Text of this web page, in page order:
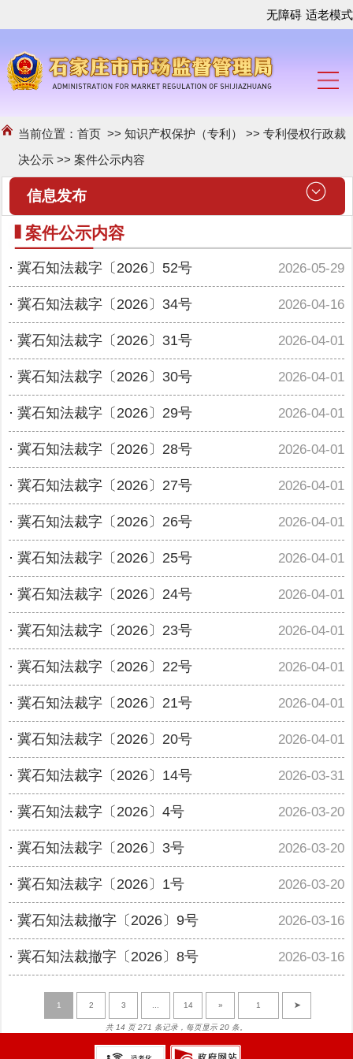
无障碍 适老模式
当前位置：首页 >>知识产权保护（专利） >>专利侵权行政裁
决公示 >>案件公示内容
信息发布
案件公示内容
· 冀石知法裁字〔2026〕52号 2026-05-29
· 冀石知法裁字〔2026〕34号 2026-04-16
· 冀石知法裁字〔2026〕31号 2026-04-01
· 冀石知法裁字〔2026〕30号 2026-04-01
· 冀石知法裁字〔2026〕29号 2026-04-01
· 冀石知法裁字〔2026〕28号 2026-04-01
· 冀石知法裁字〔2026〕27号 2026-04-01
· 冀石知法裁字〔2026〕26号 2026-04-01
· 冀石知法裁字〔2026〕25号 2026-04-01
· 冀石知法裁字〔2026〕24号 2026-04-01
· 冀石知法裁字〔2026〕23号 2026-04-01
· 冀石知法裁字〔2026〕22号 2026-04-01
· 冀石知法裁字〔2026〕21号 2026-04-01
· 冀石知法裁字〔2026〕20号 2026-04-01
· 冀石知法裁字〔2026〕14号 2026-03-31
· 冀石知法裁字〔2026〕4号 2026-03-20
· 冀石知法裁字〔2026〕3号 2026-03-20
· 冀石知法裁字〔2026〕1号 2026-03-20
· 冀石知法裁撤字〔2026〕9号 2026-03-16
· 冀石知法裁撤字〔2026〕8号 2026-03-16
1 2 3 ... 14 » ➤
共 14 页 271 条记录，每页显示 20 条。